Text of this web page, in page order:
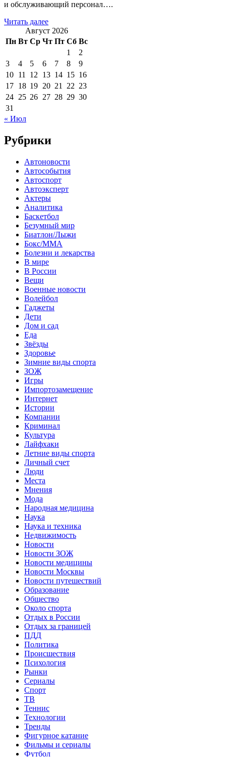
и обслуживающий персонал….
Читать далее
Август 2026
Пн Вт Ср Чт Пт Сб Вс
1
2
3
4 5 6 7 8
9
10 11 12 13 14 15 16
17 18 19 20 21 22 23
24 25 26 27 28 29 30
31
« Июл
Рубрики
Автоновости
Автособытия
Автоспорт
Автоэксперт
Актеры
Аналитика
Баскетбол
Безумный мир
Биатлон/Лыжи
Бокс/MMA
Болезни и лекарства
В мире
В России
Вещи
Военные новости
Волейбол
Гаджеты
Дети
Дом и сад
Еда
Звёзды
Здоровье
Зимние виды спорта
ЗОЖ
Игры
Импортозамещение
Интернет
Истории
Компании
Криминал
Культура
Лайфхаки
Летние виды спорта
Личный счет
Люди
Места
Мнения
Мода
Народная медицина
Наука
Наука и техника
Недвижимость
Новости
Новости ЗОЖ
Новости медицины
Новости Москвы
Новости путешествий
Образование
Общество
Около спорта
Отдых в России
Отдых за границей
ПДД
Политика
Происшествия
Психология
Рынки
Сериалы
Спорт
ТВ
Теннис
Технологии
Тренды
Фигурное катание
Фильмы и сериалы
Футбол